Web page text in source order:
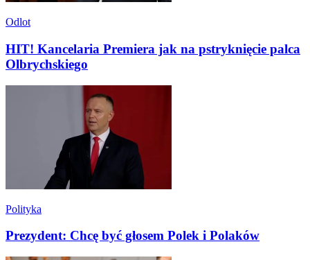
Odlot
HIT! Kancelaria Premiera jak na pstryknięcie palca
Olbrychskiego
Polityka
Prezydent: Chcę być głosem Polek i Polaków